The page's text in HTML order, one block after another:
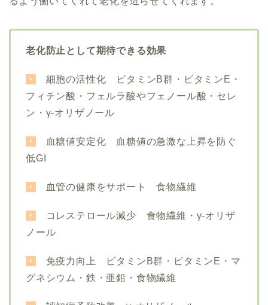
老化防止として期待できる効果
・ 細胞の活性化 ビタミンB群・ビタミン E・
フィチン酸・フェルラ酸やフェノール酸・セレ
ン・γ-オリザノール
・
血糖値安定化 血糖値の急激な上昇を防ぐ
低GI
・ 血管の健康をサポート 食物繊維
・ コレステロール減少 食物繊維・γ-オリザ
ノール
・
免疫力向上 ビタミンB群・ビタミンE・マ
グネシウム・鉄・亜鉛・食物繊維